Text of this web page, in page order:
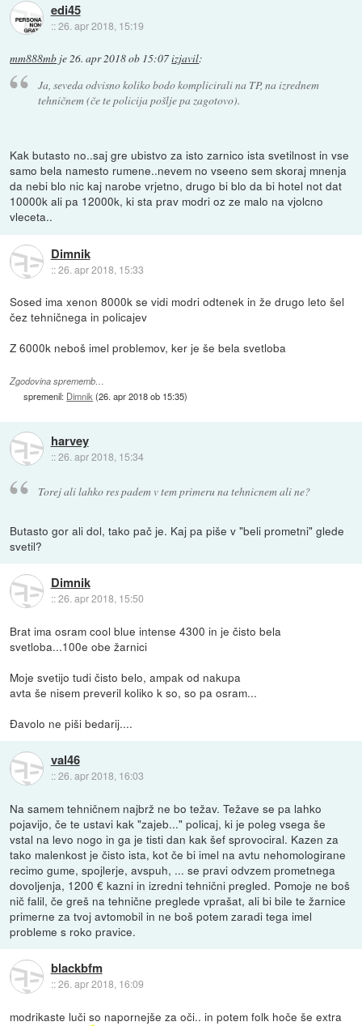
edi45
::26. apr 2018, 15:19
mm888mb je26. apr 2018 ob 15:07izjavil:
Ja, seveda odvisno koliko bodo komplicirali na TP, na izrednem
tehničnem (če te policija pošlje pa zagotovo).
Kak butasto no..saj gre ubistvo za isto zarnico ista svetilnost in vse
samo bela namesto rumene..nevem no vseeno sem skoraj mnenja
da nebi blo nic kaj narobe vrjetno, drugo bi blo da bi hotel not dat
10000k ali pa 12000k, ki sta prav modri oz ze malo na vjolcno
vleceta..
Dimnik
::26. apr 2018, 15:33
Sosed ima xenon 8000k se vidi modri odtenek in že drugo leto šel
čez tehničnega in policajev
Z 6000k neboš imel problemov, ker je še bela svetloba
Zgodovina sprememb…
spremenil: Dimnik(26. apr 2018 ob 15:35)
harvey
::26. apr 2018, 15:34
Torej ali lahko res padem v tem primeru na tehnicnem ali ne?
Butasto gor ali dol, tako pač je. Kaj pa piše v "beli prometni" glede
svetil?
Dimnik
::26. apr 2018, 15:50
Brat ima osram cool blue intense 4300 in je čisto bela
svetloba...100e obe žarnici
Moje svetijo tudi čisto belo, ampak od nakupa
avta še nisem preveril koliko k so, so pa osram...
Đavolo ne piši bedarij....
val46
::26. apr 2018, 16:03
Na samem tehničnem najbrž ne bo težav. Težave se pa lahko
pojavijo, če te ustavi kak "zajeb..." policaj, ki je poleg vsega še
vstal na levo nogo in ga je tisti dan kak šef sprovociral. Kazen za
tako malenkost je čisto ista, kot če bi imel na avtu nehomologirane
recimo gume, spojlerje, avspuh, ... se pravi odvzem prometnega
dovoljenja, 1200 € kazni in izredni tehnični pregled. Pomoje ne boš
nič falil, če greš na tehnične preglede vprašat, ali bi bile te žarnice
primerne za tvoj avtomobil in ne boš potem zaradi tega imel
probleme s roko pravice.
blackbfm
::26. apr 2018, 16:09
modrikaste luči so napornejše za oči.. in potem folk hoče še extra